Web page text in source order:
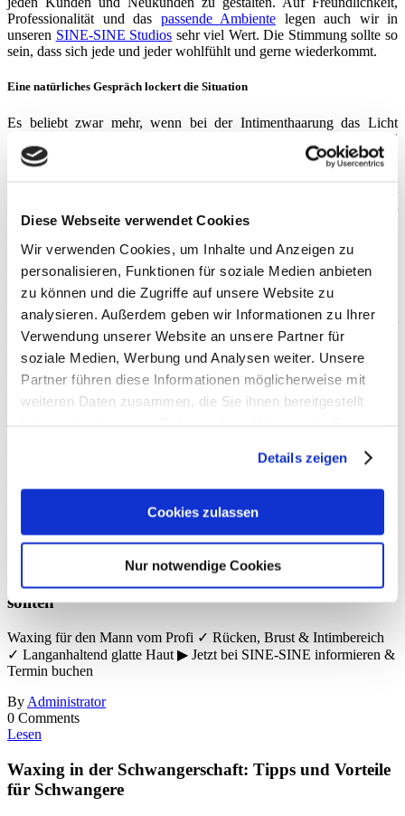
Diese Webseite verwendet Cookies
Wir verwenden Cookies, um Inhalte und Anzeigen zu
personalisieren, Funktionen für soziale Medien anbieten
zu können und die Zugriffe auf unsere Website zu
analysieren. Außerdem geben wir Informationen zu Ihrer
Verwendung unserer Website an unsere Partner für
soziale Medien, Werbung und Analysen weiter. Unsere
Partner führen diese Informationen möglicherweise mit
weiteren Daten zusammen, die Sie ihnen bereitgestellt
Details zeigen
Cookies zulassen
Nur notwendige Cookies
Professionalität und das passende Ambiente legen auch wir in
unseren SINE-SINE Studios sehr viel Wert. Die Stimmung sollte so
sein, dass sich jede und jeder wohlfühlt und gerne wiederkommt.
Eine natürliches Gespräch lockert die Situation
Es beliebt zwar mehr, wenn bei der Intimenthaarung das Licht
gedimmt ist, allerdings benötigen die Depiladoras ausreichend
Beleuchtung, um vernünftig arbeiten zu können. Und natürlich
möchte man auch, dass man hinterher mit dem Resultat am eigenen
genauso unangebracht wie permanente Wortkargheit. Zweiteres
Lassen Sie die Situation einfach zu und bleiben Sie authentisch. So
wird sich einnatürliches Gesprächganz automatisch entwickeln, das
sogar vom Ziepen der Enthaarung ablenkt. Garantiert werden Sie
bei Ihremersten Besuch in einem Waxing-Studiofeststellen, dass
die Enthaarung tatsächlich eine sehr kommunikative Angelegenheit
sein kann. Zwar sind die Umstände anders als beim Frisör, jedoch
gewöhnt man sich auch schnell daran. Beim zweiten und dritten Mal
entwickelt sich dann schon allmählich Routine und Vertrautheit.
Bei einem Besuch im SINE-SINE Waxingstudio werden Sie schnell
Wohlfühlatmosphäre gelegt wird. Wir freuen uns bereits auf Ihren
Lesen
Waxing für den Mann: Alles, was Männer wissen
sollten
Waxing für den Mann vom Profi ✓ Rücken, Brust & Intimbereich
✓ Langanhaltend glatte Haut ▶ Jetzt bei SINE-SINE informieren &
Termin buchen
By Administrator
0 Comments
Lesen
Waxing in der Schwangerschaft: Tipps und Vorteile
für Schwangere